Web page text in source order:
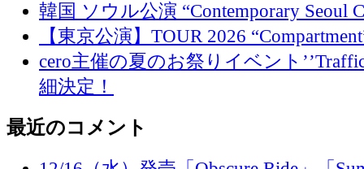
韓国 ソウル公演 “Contemporary Seoul
【東京公演】TOUR 2026
cero主催の夏のお祭りイベント
細決定！
最近のコメント